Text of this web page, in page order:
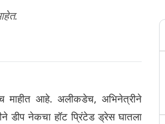
माहीत आहे. अलीकडेच, अभिनेत्रीने
डीप नेकचा हॉट प्रिंटेड ड्रेस घातला